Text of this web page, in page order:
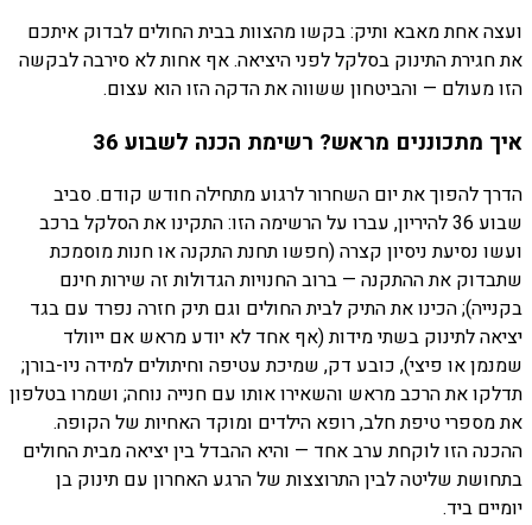
ועצה אחת מאבא ותיק: בקשו מהצוות בבית החולים לבדוק איתכם
את חגירת התינוק בסלקל לפני היציאה. אף אחות לא סירבה לבקשה
הזו מעולם — והביטחון ששווה את הדקה הזו הוא עצום.
איך מתכוננים מראש? רשימת הכנה לשבוע 36
הדרך להפוך את יום השחרור לרגוע מתחילה חודש קודם. סביב
שבוע 36 להיריון, עברו על הרשימה הזו: התקינו את הסלקל ברכב
ועשו נסיעת ניסיון קצרה (חפשו תחנת התקנה או חנות מוסמכת
שתבדוק את ההתקנה — ברוב החנויות הגדולות זה שירות חינם
בקנייה); הכינו את התיק לבית החולים וגם תיק חזרה נפרד עם בגד
יציאה לתינוק בשתי מידות (אף אחד לא יודע מראש אם ייוולד
שמנמן או פיצי), כובע דק, שמיכת עטיפה וחיתולים למידה ניו-בורן;
תדלקו את הרכב מראש והשאירו אותו עם חנייה נוחה; ושמרו בטלפון
את מספרי טיפת חלב, רופא הילדים ומוקד האחיות של הקופה.
ההכנה הזו לוקחת ערב אחד — והיא ההבדל בין יציאה מבית החולים
בתחושת שליטה לבין התרוצצות של הרגע האחרון עם תינוק בן
יומיים ביד.